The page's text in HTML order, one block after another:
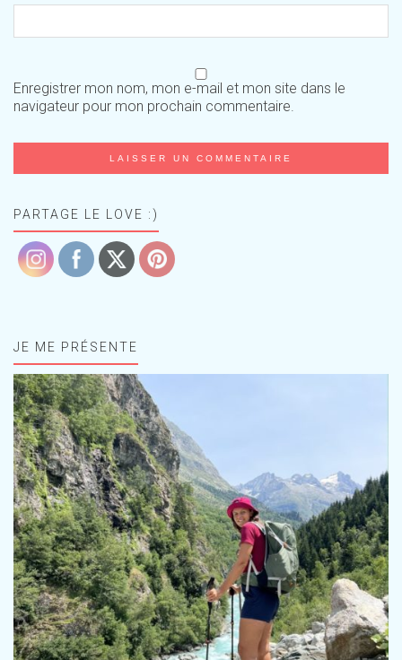
Enregistrer mon nom, mon e-mail et mon site dans le
navigateur pour mon prochain commentaire.
PARTAGE LE LOVE :)
JE ME PRÉSENTE